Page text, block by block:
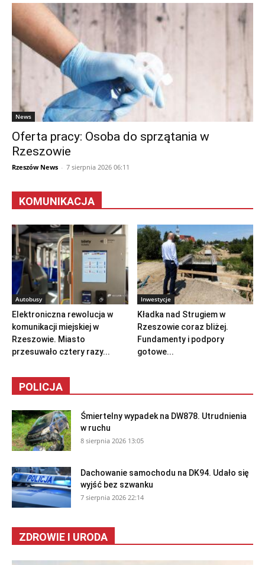
News
Oferta pracy: Osoba do sprzątania w
Rzeszowie
Rzeszów News - 7 sierpnia 2026 06:11
KOMUNIKACJA
Autobusy
Elektroniczna rewolucja w
komunikacji miejskiej w
Rzeszowie. Miasto
przesuwało cztery razy...
Inwestycje
Kładka nad Strugiem w
Rzeszowie coraz bliżej.
Fundamenty i podpory
gotowe...
POLICJA
Śmiertelny wypadek na DW878. Utrudnienia
w ruchu
8 sierpnia 2026 13:05
Dachowanie samochodu na DK94. Udało się
wyjść bez szwanku
7 sierpnia 2026 22:14
ZDROWIE I URODA